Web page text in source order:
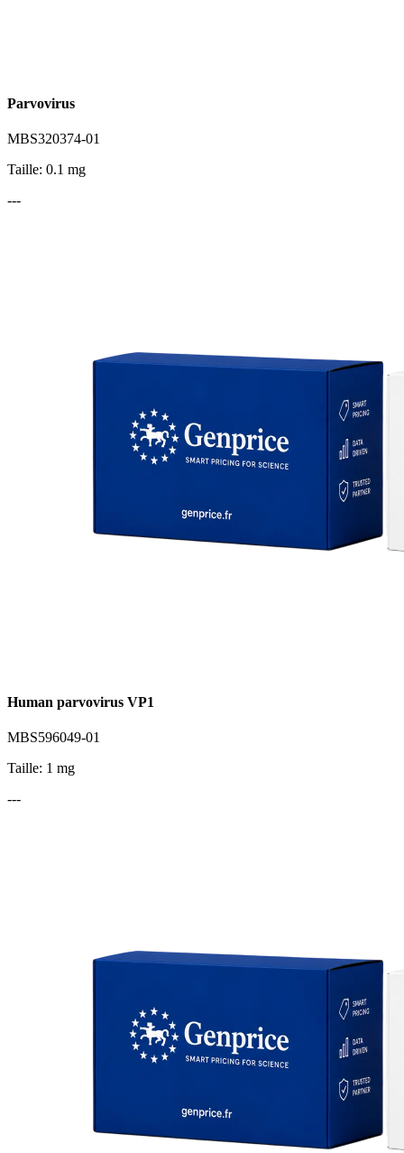
Parvovirus
MBS320374-01
Taille: 0.1 mg
---
Human parvovirus VP1
MBS596049-01
Taille: 1 mg
---